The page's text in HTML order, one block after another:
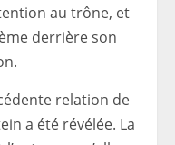
au trône, et
derrière son
relation de
a été révélée. La